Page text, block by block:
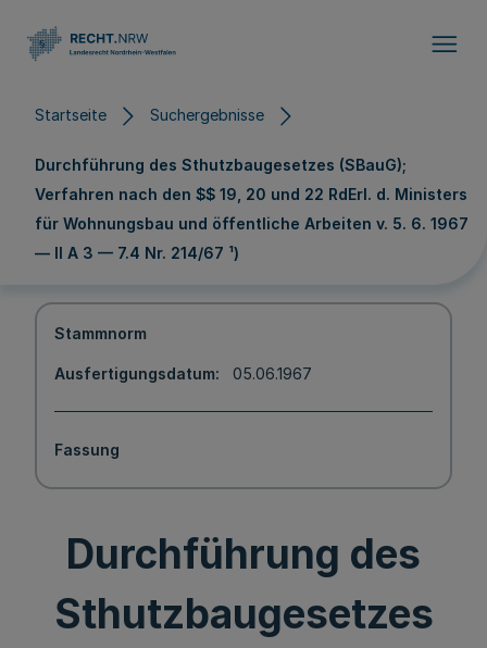
Startseite Suchergebnisse
Durchführung des Sthutzbaugesetzes (SBauG);
Verfahren nach den $$ 19, 20 und 22 RdErl. d. Ministers
für Wohnungsbau und öffentliche Arbeiten v. 5. 6. 1967
— II A 3 — 7.4 Nr. 214/67 ¹)
Stammnorm
Ausfertigungsdatum 05.06.1967
Fassung
Durchführung des
Sthutzbaugesetzes